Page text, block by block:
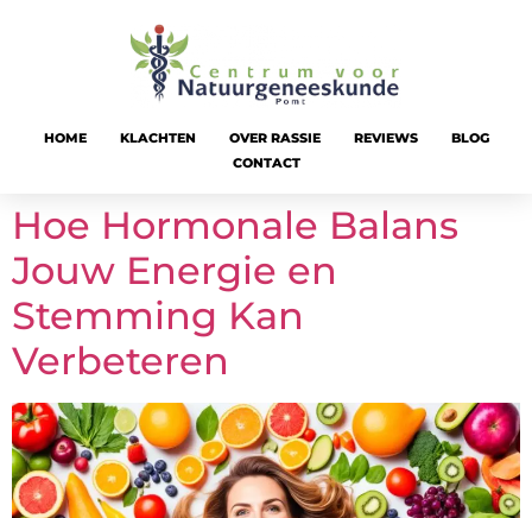
HOME KLACHTEN OVER RASSIE REVIEWS
BLOG
CONTACT
Hoe Hormonale Balans
Jouw Energie en
Stemming Kan
Verbeteren